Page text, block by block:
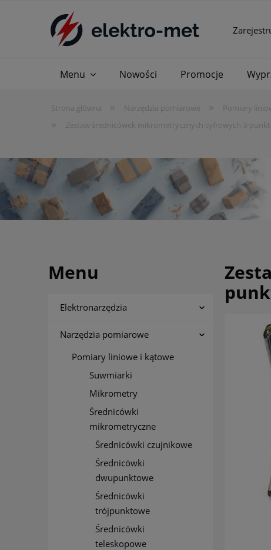
Menu Nowości Promocje
Strona główna » Narzędzia pomiarowe » Pomiary
» Zestaw średnicówek mikrometrycznych cyfrowych 3-
Menu
Elektronarzędzia
Narzędzia pomiarowe
Pomiary liniowe i kątowe
Suwmiarki
Mikrometry
Średnicówki
mikrometryczne
Średnicówki czujnikowe
Średnicówki
dwupunktowe
Średnicówki
trójpunktowe
Średnicówki
teleskopowe